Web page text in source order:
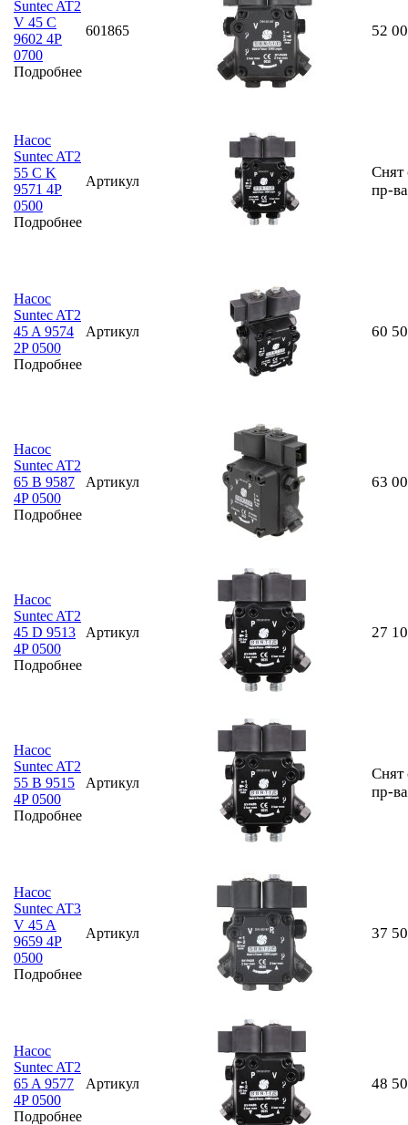
Suntec AT2
V 45 C
9602 4P
0700
Подробнее
601865 52
Насос
Suntec AT2
55 C K
9571 4P
0500
Подробнее
Артикул
Снят
пр-ва
Насос
Suntec AT2
45 A 9574
2P 0500
Подробнее
Артикул 60
Насос
Suntec AT2
65 B 9587
4P 0500
Подробнее
Артикул 63
Насос
Suntec AT2
45 D 9513
4P 0500
Подробнее
Артикул 27
Насос
Suntec AT2
55 B 9515
4P 0500
Подробнее
Артикул
Снят
пр-ва
Насос
Suntec AT3
V 45 A
9659 4P
0500
Подробнее
Артикул 37
Насос
Suntec AT2
65 A 9577
4P 0500
Подробнее
Артикул 48